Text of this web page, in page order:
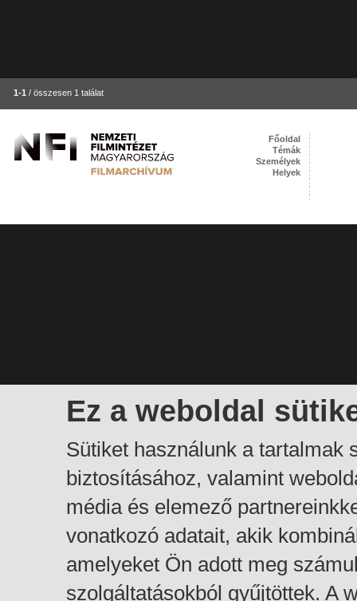
1-1 / összesen 1 találat
Ez a weboldal
Sütiket használunk a tartalmak
biztosításához, valamint
média és elemező
vonatkozó adatait, akik
amelyeket Ön adott meg
szolgáltatásokból gyűjtöttek. A
Főoldal
Témák
Személyek
Helyek